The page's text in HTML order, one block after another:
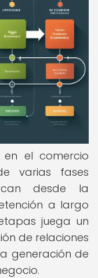
el comercio
varias fases
desde la
a largo
juega un
de relaciones
generación de